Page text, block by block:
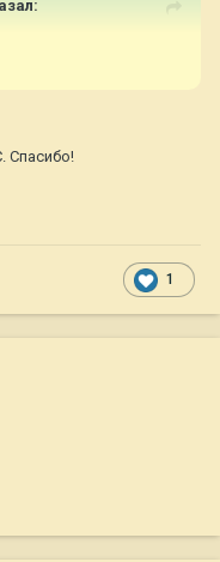
Спасибо!
1